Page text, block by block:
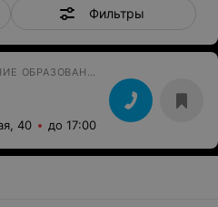
Фильтры
ГОСУДАРСТВЕННОЕ УЧРЕЖДЕНИЕ ОБРАЗОВАНИЯ
40 до 17:00